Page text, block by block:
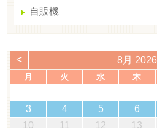
自販機
< 8月 2026
月 火 水 木
3
4 5 6
10
11 12 13